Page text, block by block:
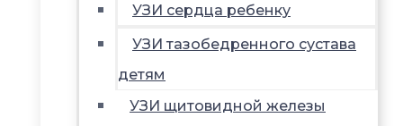
УЗИ сердца ребенку
УЗИ тазобедренного сустава
детям
УЗИ щитовидной железы